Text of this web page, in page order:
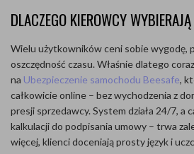
DLACZEGO KIEROWCY
Wielu użytkowników ceni sobie wygodę,
oszczędność czasu. Właśnie dlatego
na Ubezpieczenie samochodu Beesafe,
całkowicie online – bez wychodzenia z
presji sprzedawcy. System działa 24/7, a
kalkulacji do podpisania umowy – trwa
więcej, klienci doceniają prosty język i